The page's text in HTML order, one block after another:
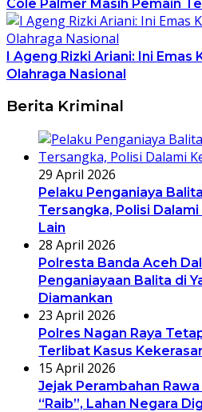
Cole Palmer Masih Pemain
I Ageng Rizki Ariani: Ini Emas
Olahraga Nasional
Berita Kriminal
29 April 2026
Pelaku Penganiaya
Tersangka, Polisi
Lain
28 April 2026
Polresta Banda Aceh
Penganiayaan Balita di
Diamankan
23 April 2026
Polres Nagan Raya
Terlibat Kasus
15 April 2026
Jejak Perambahan
“Raib”, Lahan Negara